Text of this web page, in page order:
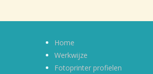
Home
Werkwijze
Fotoprinter profielen